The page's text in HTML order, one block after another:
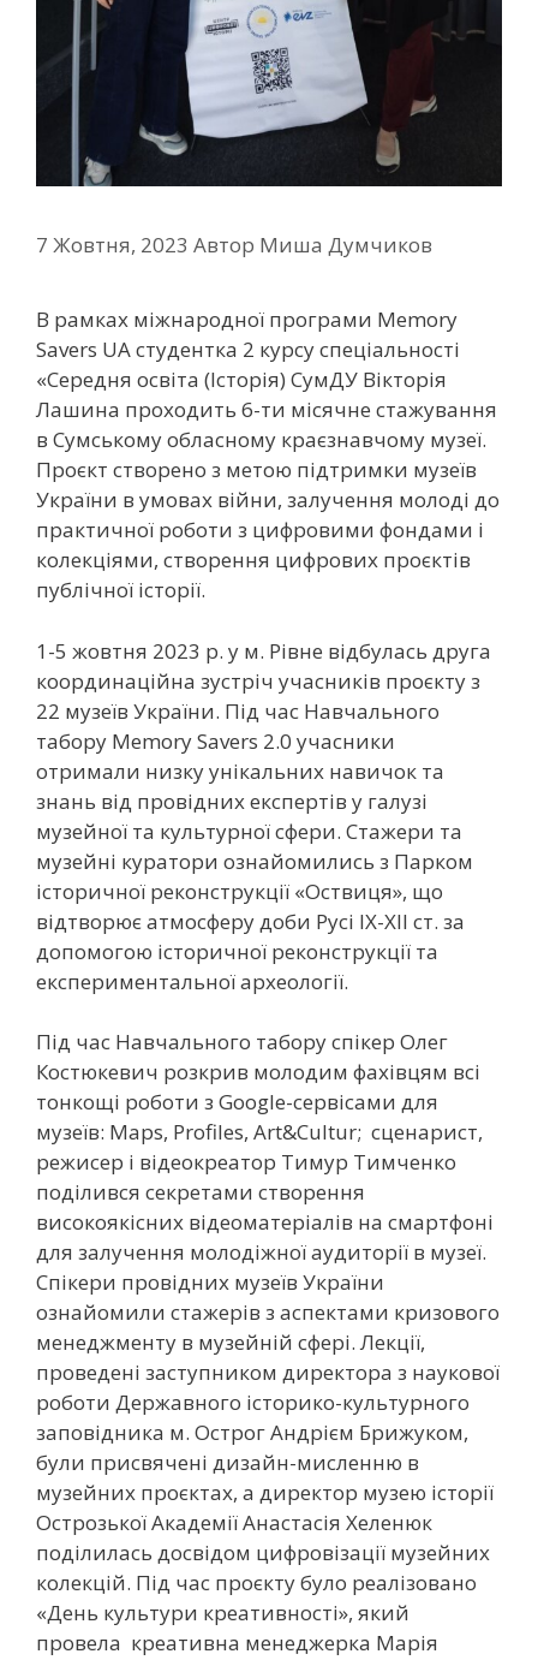
7 Жовтня, 2023 Автор Миша Думчиков
В рамках міжнародної програми Memory
Savers UA студентка 2 курсу спеціальності
«Середня освіта (Історія) СумДУ Вікторія
Лашина проходить 6-ти місячне стажування
в Сумському обласному краєзнавчому музеї.
Проєкт створено з метою підтримки музеїв
України в умовах війни, залучення молоді до
практичної роботи з цифровими фондами і
колекціями, створення цифрових проєктів
публічної історії.
1-5 жовтня 2023 р. у м. Рівне відбулась друга
координаційна зустріч учасників проєкту з
22 музеїв України. Під час Навчального
табору Memory Savers 2.0 учасники
отримали низку унікальних навичок та
знань від провідних експертів у галузі
музейної та культурної сфери. Стажери та
музейні куратори ознайомились з Парком
історичної реконструкції «Оствиця», що
відтворює атмосферу доби Русі ІХ-ХІІ ст. за
допомогою історичної реконструкції та
експериментальної археології.
Під час Навчального табору спікер Олег
Костюкевич розкрив молодим фахівцям всі
тонкощі роботи з Google-сервісами для
музеїв: Maps, Profiles, Art&Cultur; сценарист,
режисер і відеокреатор Тимур Тимченко
поділився секретами створення
високоякісних відеоматеріалів на смартфоні
для залучення молодіжної аудиторії в музеї.
Спікери провідних музеїв України
ознайомили стажерів з аспектами кризового
менеджменту в музейній сфері. Лекції,
проведені заступником директора з наукової
роботи Державного історико-культурного
заповідника м. Острог Андрієм Брижуком,
були присвячені дизайн-мисленню в
музейних проєктах, а директор музею історії
Острозької Академії Анастасія Хеленюк
поділилась досвідом цифровізації музейних
колекцій. Під час проєкту було реалізовано
«День культури креативності», який
провела креативна менеджерка Марія